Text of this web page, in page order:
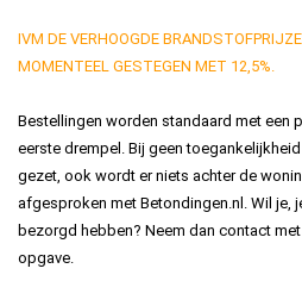
IVM DE VERHOOGDE
MOMENTEEL GESTEGEN MET 12,5%.
Bestellingen worden standaard met een
eerste drempel. Bij geen
gezet, ook wordt er niets achter de
afgesproken met Betondingen.nl. Wil je,
bezorgd hebben? Neem dan contact
opgave.